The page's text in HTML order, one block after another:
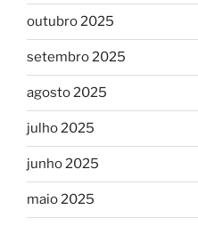
outubro 2025
setembro 2025
agosto 2025
julho 2025
junho 2025
maio 2025